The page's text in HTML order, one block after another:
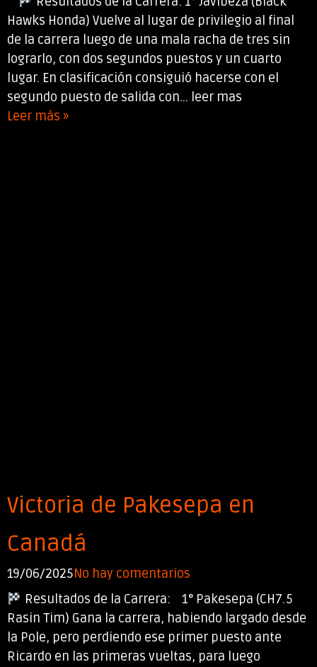
Hawks Honda) Vuelve al lugar de privilegio al final
de la carrera luego de una mala racha de tres sin
lograrlo, con dos segundos puestos y un cuarto
lugar. En clasificación consiguió hacerse con el
segundo puesto de salida con... leer mas
Leer más »
Victoria de Pakesepa en
Canadá
19/06/2025No hay comentarios
Resultados de la Carrera: 1° Pakesepa (CH7.5
Rasin Tim) Gana la carrera, habiendo largado desde
la Pole, pero perdiendo ese primer puesto ante
Ricardo en las primeras vueltas, para luego